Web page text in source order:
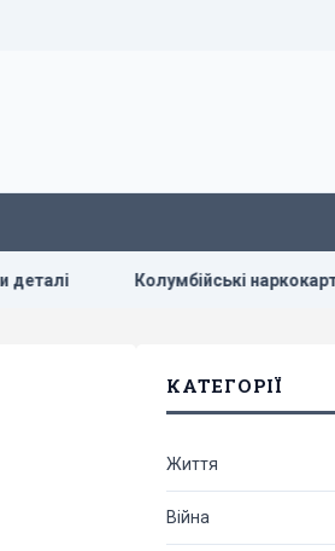
наркокартелі
КАТЕГОРІЇ
Життя
Війна